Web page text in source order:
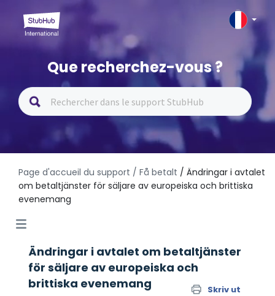
Que recherchez-vous ?
Page d'accueil du support / Få betalt / Ändringar i avtalet
om betaltjänster för säljare av europeiska och brittiska
evenemang
Ändringar i avtalet om betaltjänster
för säljare av europeiska och
brittiska evenemang
Skriv ut